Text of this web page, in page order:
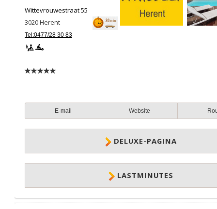
Wittevrouwestraat 55
3020Herent
Tel:0477/28 30 83
E-mail Website
DELUXE-PAGINA
LASTMINUTES